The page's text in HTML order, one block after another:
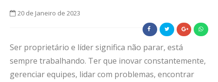
20 de Janeiro de 2023
Ser proprietário e líder significa não parar, está
sempre trabalhando. Ter que inovar constantemente,
gerenciar equipes, lidar com problemas, encontrar